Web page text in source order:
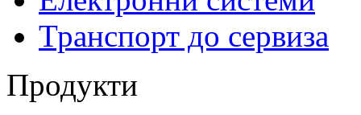
Транспорт до сервиза
Продукти